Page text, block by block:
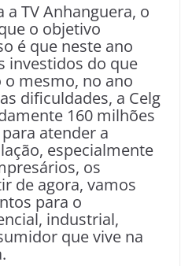
TV Anhanguera, o
o objetivo
é que neste ano
investidos do que
o mesmo, no ano
dificuldades, a Celg
160 milhões
atender a
especialmente
os
de agora, vamos
para o
industrial,
que vive na